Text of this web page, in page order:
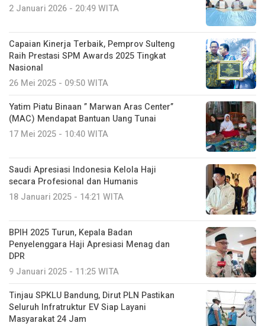
2 Januari 2026 - 20:49 WITA
Capaian Kinerja Terbaik, Pemprov Sulteng
Raih Prestasi SPM Awards 2025 Tingkat
Nasional
26 Mei 2025 - 09:50 WITA
Yatim Piatu Binaan ” Marwan Aras Center”
(MAC) Mendapat Bantuan Uang Tunai
17 Mei 2025 - 10:40 WITA
Saudi Apresiasi Indonesia Kelola Haji
secara Profesional dan Humanis
18 Januari 2025 - 14:21 WITA
BPIH 2025 Turun, Kepala Badan
Penyelenggara Haji Apresiasi Menag dan
DPR
9 Januari 2025 - 11:25 WITA
Tinjau SPKLU Bandung, Dirut PLN Pastikan
Seluruh Infratruktur EV Siap Layani
Masyarakat 24 Jam